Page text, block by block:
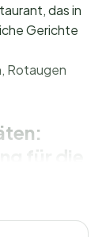
das in
Gerichte
Rotaugen
für die